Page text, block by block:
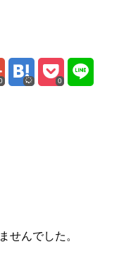
0
せんでした。